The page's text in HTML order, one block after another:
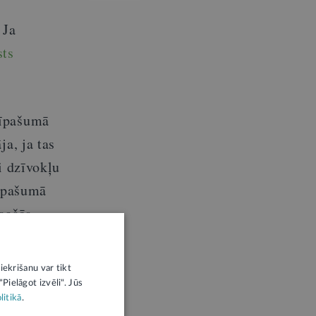
ja tas
dzīvokļu
no
var tikt
izvēli". Jūs
.